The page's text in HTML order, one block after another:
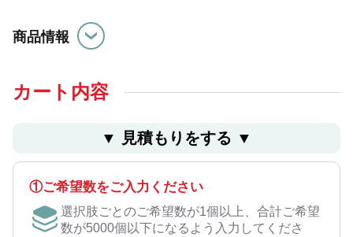
商品情報
カート内容
▼ ⾒積もりをする ▼
①ご希望数をご入力ください
選択肢ごとのご希望数が1個以上、合計ご希望
数が5000個以下になるよう入力してくださ